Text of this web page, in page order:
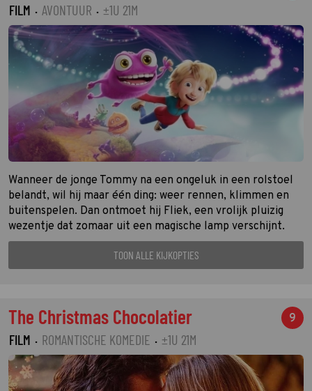
FILM · AVONTUUR · ±1U 21M
Wanneer de jonge Tommy na een ongeluk in een rolstoel
belandt, wil hij maar één ding: weer rennen, klimmen en
buitenspelen. Dan ontmoet hij Fliek, een vrolijk pluizig
wezentje dat zomaar uit een magische lamp verschijnt.
TOON ALLE KIJKOPTIES
The Christmas Chocolatier 9
FILM · ROMANTISCHE KOMEDIE · ±1U 21M